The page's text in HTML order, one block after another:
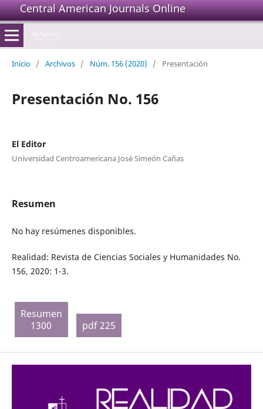
Central American Journals Online
Inicio / Archivos / Núm. 156 (2020) / Presentación
Presentación No. 156
El Editor
Universidad Centroamericana José Simeón Cañas
Resumen
No hay resúmenes disponibles.
Realidad: Revista de Ciencias Sociales y Humanidades No.
156, 2020: 1-3.
Resumen
1300
pdf 225